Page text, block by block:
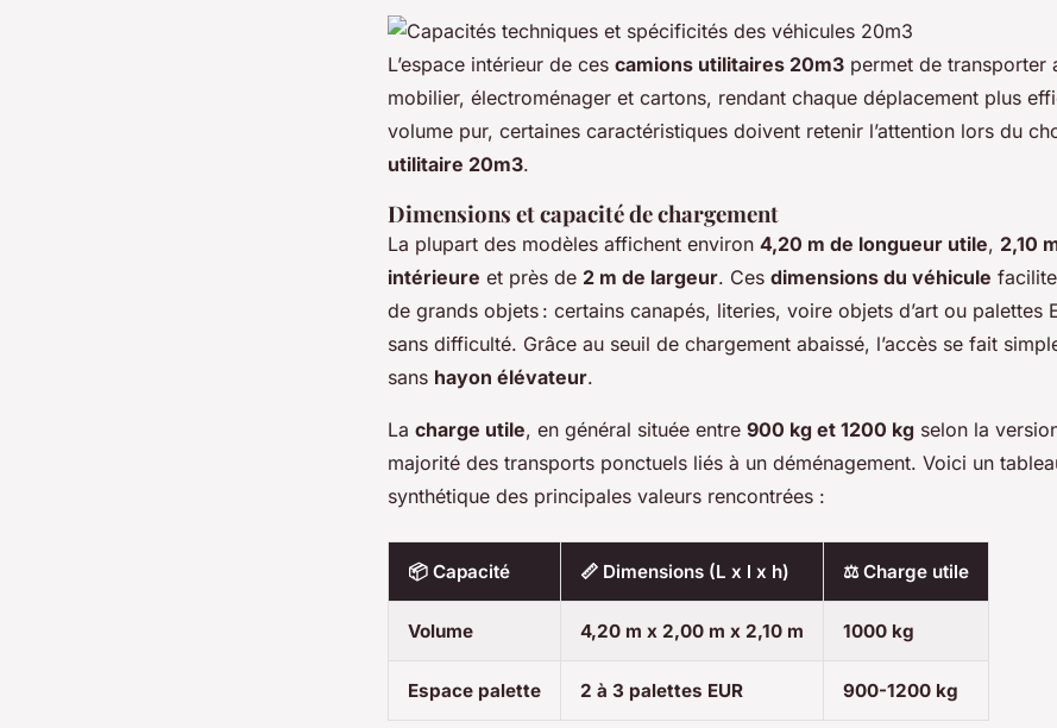
L’espace intérieur de ces camions utilitaires 20m3 permet de transporter
mobilier, électroménager et cartons, rendant chaque déplacement plus
volume pur, certaines caractéristiques doivent retenir l’attention lors du
utilitaire 20m3.
Dimensions et capacité de chargement
La plupart des modèles affichent environ 4,20 m de longueur utile, 2,10
intérieure et près de 2 m de largeur. Ces dimensions du véhicule
de grands objets : certains canapés, literies, voire objets d’art ou palettes
sans difficulté. Grâce au seuil de chargement abaissé, l’accès se fait
sans hayon élévateur.
La charge utile, en général située entre 900 kg et 1200 kg selon la
majorité des transports ponctuels liés à un déménagement. Voici un
synthétique des principales valeurs rencontrées :
📦 Capacité 📏 Dimensions (L x l x h) ⚖️ Charge utile
Volume 4,20 m x 2,00 m x 2,10 m 1000 kg
Espace palette 2 à 3 palettes EUR 900-1200 kg